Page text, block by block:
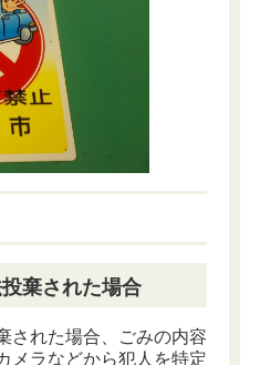
棄された場合
された場合、ごみの内容
メラなどから犯人を特定